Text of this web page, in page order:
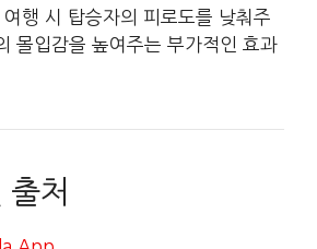
행 시 탑승자의 피로도를 낮춰주
몰입감을 높여주는 부가적인 효과
출처